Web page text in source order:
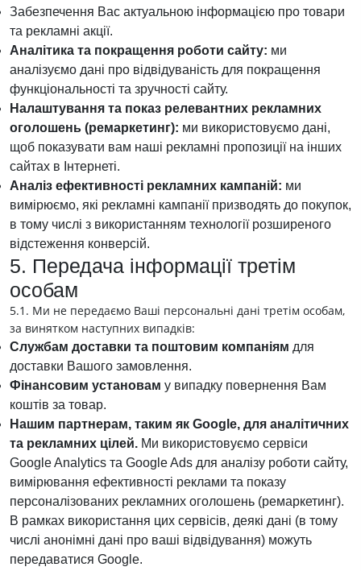
Забезпечення Вас актуальною інформацією про товари
та рекламні акції.
Аналітика та покращення роботи сайту: ми
аналізуємо дані про відвідуваність для покращення
функціональності та зручності сайту.
Налаштування та показ релевантних рекламних
оголошень (ремаркетинг): ми використовуємо дані,
щоб показувати вам наші рекламні пропозиції на інших
сайтах в Інтернеті.
Аналіз ефективності рекламних кампаній: ми
вимірюємо, які рекламні кампанії призводять до покупок,
в тому числі з використанням технології розширеного
відстеження конверсій.
5. Передача інформації третім
особам
5.1. Ми не передаємо Ваші персональні дані третім особам,
за винятком наступних випадків:
Службам доставки та поштовим компаніям для
доставки Вашого замовлення.
Фінансовим установам у випадку повернення Вам
коштів за товар.
Нашим партнерам, таким як Google, для аналітичних
та рекламних цілей. Ми використовуємо сервіси
Google Analytics та Google Ads для аналізу роботи сайту,
вимірювання ефективності реклами та показу
персоналізованих рекламних оголошень (ремаркетинг).
В рамках використання цих сервісів, деякі дані (в тому
числі анонімні дані про ваші відвідування) можуть
передаватися Google.